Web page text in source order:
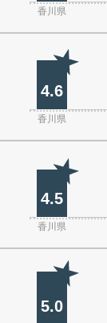
香川県
4.6
香川県
4.5
香川県
5.0